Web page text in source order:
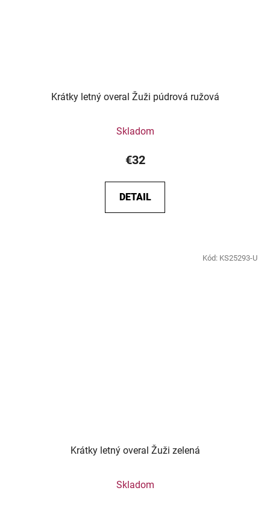
Krátky letný overal Žuži púdrová ružová
Skladom
€32
DETAIL
Krátky letný overal Žuži zelená
Skladom
Kód: KS25293-U